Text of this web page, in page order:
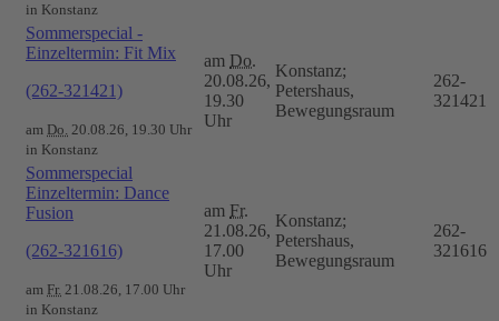
in Konstanz
Sommerspecial -
Einzeltermin: Fit Mix
(262-321421)
am Do. 20.08.26, 19.30 Uhr
in Konstanz
am Do.
20.08.26,
19.30
Uhr
Konstanz;
Petershaus,
Bewegungsraum
262-
321421
Sommerspecial
Einzeltermin: Dance
Fusion
(262-321616)
am Fr. 21.08.26, 17.00 Uhr
in Konstanz
am Fr.
21.08.26,
17.00
Uhr
Konstanz;
Petershaus,
Bewegungsraum
262-
321616